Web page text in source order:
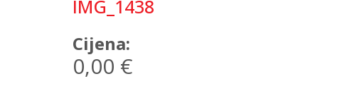
IMG_1438
Cijena:
0,00 €